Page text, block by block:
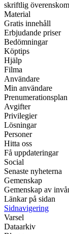
skriftlig
Material
Gratis innehåll
Erbjudande priser
Bedömningar
Köptips
Hjälp
Filma
Användare
Min användare
Prenumerationsplan
Avgifter
Privilegier
Lösningar
Personer
Hitta oss
Få uppdateringar
Social
Senaste nyheterna
Gemenskap
Gemenskap av
Länkar på sidan
Sidnavigering
Varsel
Dataarkiv